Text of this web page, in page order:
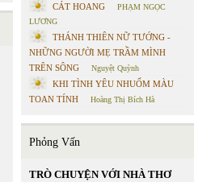
CÁT HOANG
PHẠM NGỌC
LƯƠNG
THÁNH THIÊN NỮ TƯỚNG -
NHỮNG NGƯỜI MẸ TRẦM MÌNH
TRÊN SÔNG
Nguyệt Quỳnh
KHI TÌNH YÊU NHUỐM MÀU
TOAN TÍNH
Hoàng Thị Bích Hà
Phỏng Vấn
TRÒ CHUYỆN VỚI NHÀ THƠ